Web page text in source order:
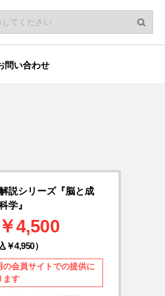
問い合わせ
説シリーズ『脳と成
学』
4,500
￥4,950）
の会員サイトでの提供に
ます